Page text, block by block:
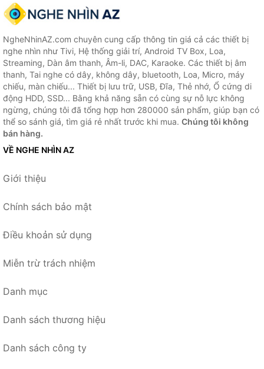
NgheNhinAZ.com chuyên cung cấp thông tin giá cả các thiết bị
nghe nhìn như Tivi, Hệ thống giải trí, Android TV Box, Loa,
Streaming, Dàn âm thanh, Âm-li, DAC, Karaoke. Các thiết bị âm
thanh, Tai nghe có dây, không dây, bluetooth, Loa, Micro, máy
chiếu, màn chiếu... Thiết bị lưu trữ, USB, Đĩa, Thẻ nhớ, Ổ cứng di
động HDD, SSD... Bằng khả năng sẵn có cùng sự nỗ lực không
ngừng, chúng tôi đã tổng hợp hơn 280000 sản phẩm, giúp bạn có
thể so sánh giá, tìm giá rẻ nhất trước khi mua. Chúng tôi không
bán hàng.
VỀ NGHE NHÌN AZ
Giới thiệu
Chính sách bảo mật
Điều khoản sử dụng
Miễn trừ trách nhiệm
Danh mục
Danh sách thương hiệu
Danh sách công ty